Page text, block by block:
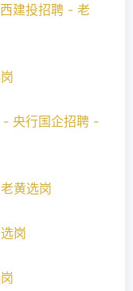
建投招聘 - 老
- 央行国企招聘 -
黄选岗
岗